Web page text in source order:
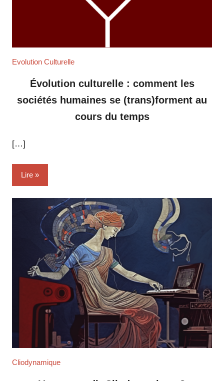
Evolution Culturelle
Évolution culturelle : comment les
sociétés humaines se (trans)forment au
cours du temps
[…]
Lire
Cliodynamique